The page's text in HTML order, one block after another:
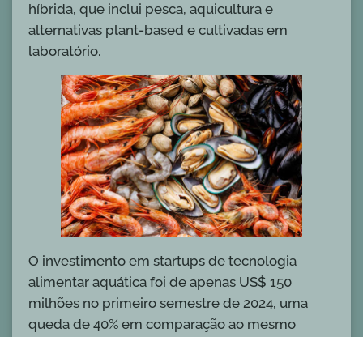
híbrida, que inclui pesca, aquicultura e
alternativas plant-based e cultivadas em
laboratório.
O investimento em startups de tecnologia
alimentar aquática foi de apenas US$ 150
milhões no primeiro semestre de 2024, uma
queda de 40% em comparação ao mesmo